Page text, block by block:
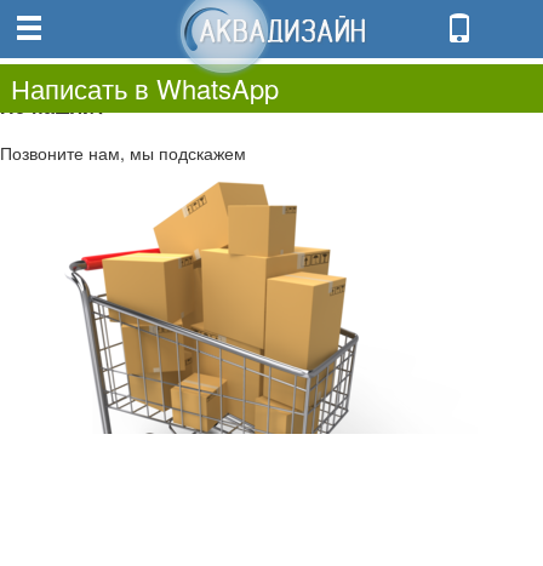
0.00
0
Не нашли?
Позвоните нам, мы подскажем
Написать в WhatsApp